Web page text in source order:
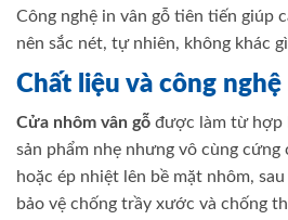
Công nghệ in vân gỗ tiên tiến giúp
nên sắc nét, tự nhiên, không khác
Chất liệu và công
Cửa nhôm vân gỗ được làm từ hợp
sản phẩm nhẹ nhưng vô cùng cứng
hoặc ép nhiệt lên bề mặt nhôm,
bảo vệ chống trầy xước và chống